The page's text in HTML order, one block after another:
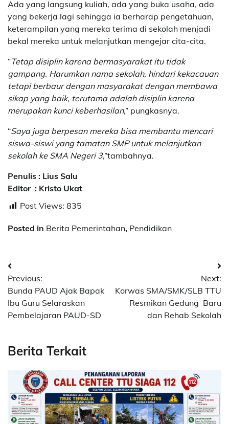
Ada yang langsung kuliah, ada yang buka usaha, ada
yang bekerja lagi sehingga ia berharap pengetahuan,
keterampilan yang mereka terima di sekolah menjadi
bekal mereka untuk melanjutkan mengejar cita-cita.
“Tetap disiplin karena bermasyarakat itu tidak
gampang. Harumkan nama sekolah, hindari kekacauan
tetapi berbaur dengan masyarakat dengan membawa
sikap yang baik, terutama adalah disiplin karena
merupakan kunci keberhasilan,” pungkasnya.
“Saya juga berpesan mereka bisa membantu mencari
siswa-siswi yang tamatan SMP untuk melanjutkan
sekolah ke SMA Negeri 3,”tambahnya.
Penulis : Lius Salu
Editor : Kristo Ukat
Post Views: 835
Posted in Berita Pemerintahan, Pendidikan
Post
navigation
Previous:
Bunda PAUD Ajak Bapak
Ibu Guru Selaraskan
Pembelajaran PAUD-SD
Next:
Korwas SMA/SMK/SLB TTU
Resmikan Gedung Baru
dan Rehab Sekolah
Berita Terkait